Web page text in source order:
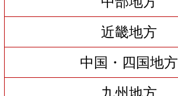
近畿地方
中国・四国地方